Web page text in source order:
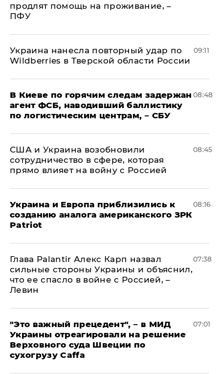
продлят помощь на проживание, –
ПФУ
Украина нанесла повторный удар по
Wildberries в Тверской области России
09:11
В Киеве по горячим следам задержан
агент ФСБ, наводивший баллистику
по логистическим центрам, – СБУ
08:48
США и Украина возобновили
сотрудничество в сфере, которая
прямо влияет на войну с Россией
08:45
Украина и Европа приблизились к
созданию аналога американского ЗРК
Patriot
08:16
Глава Palantir Алекс Карп назвал
сильные стороны Украины и объяснил,
что ее спасло в войне с Россией, –
Левин
07:38
"Это важный прецедент", – в МИД
Украины отреагировали на решение
Верховного суда Швеции по
сухогрузу Caffa
07:01